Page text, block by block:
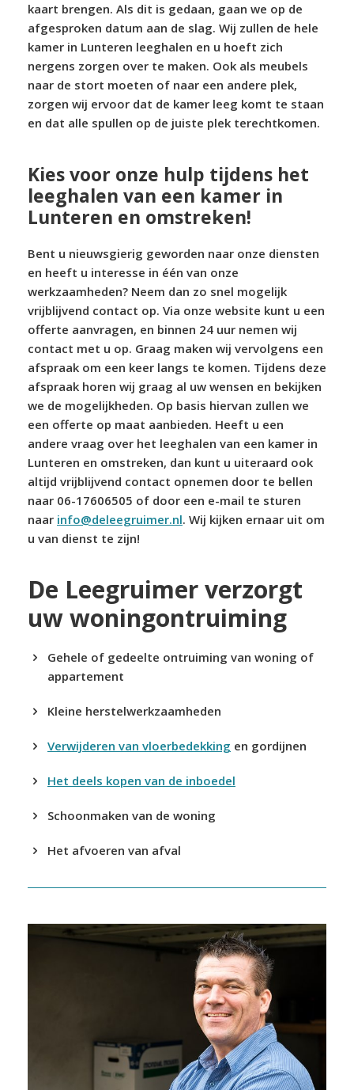
kaart brengen. Als dit is gedaan, gaan we op de
afgesproken datum aan de slag. Wij zullen de hele
kamer in Lunteren leeghalen en u hoeft zich
nergens zorgen over te maken. Ook als meubels
naar de stort moeten of naar een andere plek,
zorgen wij ervoor dat de kamer leeg komt te staan
en dat alle spullen op de juiste plek terechtkomen.
Kies voor onze hulp tijdens het
leeghalen van een kamer in
Lunteren en omstreken!
Bent u nieuwsgierig geworden naar onze diensten
en heeft u interesse in één van onze
werkzaamheden? Neem dan zo snel mogelijk
vrijblijvend contact op. Via onze website kunt u een
offerte aanvragen, en binnen 24 uur nemen wij
contact met u op. Graag maken wij vervolgens een
afspraak om een keer langs te komen. Tijdens deze
afspraak horen wij graag al uw wensen en bekijken
we de mogelijkheden. Op basis hiervan zullen we
een offerte op maat aanbieden. Heeft u een
andere vraag over het leeghalen van een kamer in
Lunteren en omstreken, dan kunt u uiteraard ook
altijd vrijblijvend contact opnemen door te bellen
naar 06-17606505 of door een e-mail te sturen
naar info@deleegruimer.nl. Wij kijken ernaar uit om
u van dienst te zijn!
De Leegruimer verzorgt
uw woningontruiming
Gehele of gedeelte ontruiming van woning of
appartement
Kleine herstelwerkzaamheden
Verwijderen van vloerbedekking en gordijnen
Het deels kopen van de inboedel
Schoonmaken van de woning
Het afvoeren van afval